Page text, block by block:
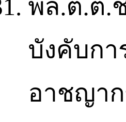
พล.ต.ต.
บังคับก
อาชญาก